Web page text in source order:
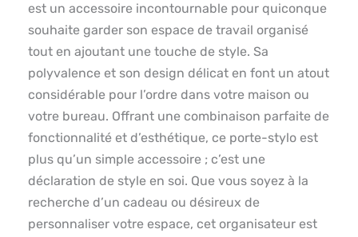
est un accessoire incontournable pour quiconque
souhaite garder son espace de travail organisé
tout en ajoutant une touche de style. Sa
polyvalence et son design délicat en font un atout
considérable pour l’ordre dans votre maison ou
votre bureau. Offrant une combinaison parfaite de
fonctionnalité et d’esthétique, ce porte-stylo est
plus qu’un simple accessoire ; c’est une
déclaration de style en soi. Que vous soyez à la
recherche d’un cadeau ou désireux de
personnaliser votre espace, cet organisateur est